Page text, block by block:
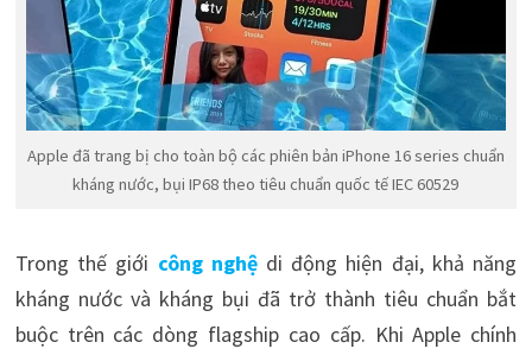
Apple đã trang bị cho toàn bộ các phiên bản iPhone 16 series chuẩn
kháng nước, bụi IP68 theo tiêu chuẩn quốc tế IEC 60529
Trong thế giới công nghệdi động hiện đại, khả năng
kháng nước và kháng bụi đã trở thành tiêu chuẩn bắt
buộc trên các dòng flagship cao cấp. Khi Apple chính